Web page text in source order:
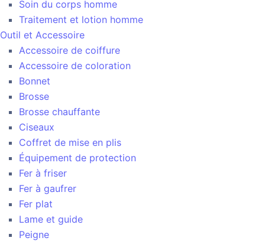
Soin du corps homme
Traitement et lotion homme
Outil et Accessoire
Accessoire de coiffure
Accessoire de coloration
Bonnet
Brosse
Brosse chauffante
Ciseaux
Coffret de mise en plis
Équipement de protection
Fer à friser
Fer à gaufrer
Fer plat
Lame et guide
Peigne